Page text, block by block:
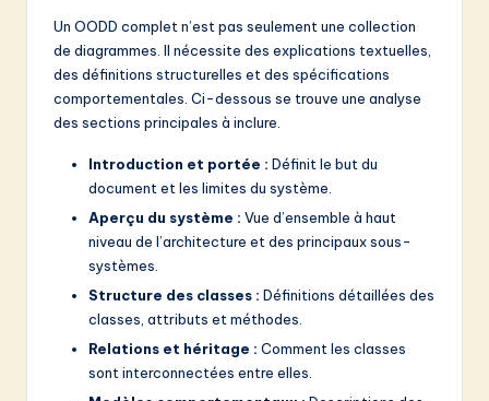
Un OODD complet n’est pas seulement une collection
de diagrammes. Il nécessite des explications textuelles,
des définitions structurelles et des spécifications
comportementales. Ci-dessous se trouve une analyse
des sections principales à inclure.
Introduction et portée : Définit le but du
document et les limites du système.
Aperçu du système : Vue d’ensemble à haut
niveau de l’architecture et des principaux sous-
systèmes.
Structure des classes : Définitions détaillées des
classes, attributs et méthodes.
Relations et héritage : Comment les classes
sont interconnectées entre elles.